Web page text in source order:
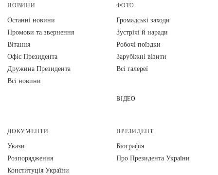
НОВИНИ
Останні новини
Промови та звернення
Вiтання
Офіс Президента
Дружина Президента
Всі новини
ФОТО
Громадські заходи
Зустрічі й наради
Робочі поїздки
Зарубіжні візити
Всі галереї
ВІДЕО
ДОКУМЕНТИ
Укази
Розпорядження
Конституція України
ПРЕЗИДЕНТ
Біографія
Про Президента України